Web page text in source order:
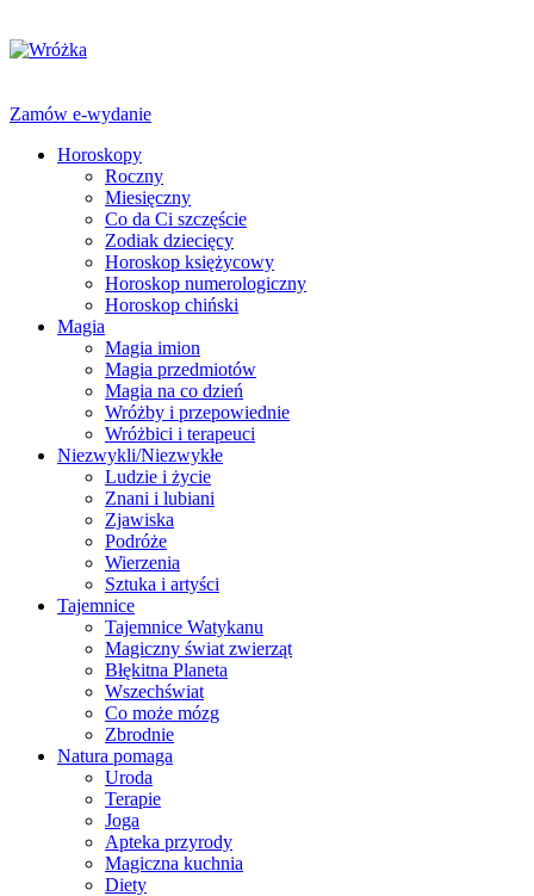
Zamów e-wydanie
Horoskopy
Roczny
Miesięczny
Co da Ci szczęście
Zodiak dziecięcy
Horoskop księżycowy
Horoskop numerologiczny
Horoskop chiński
Magia
Magia imion
Magia przedmiotów
Magia na co dzień
Wróżby i przepowiednie
Wróżbici i terapeuci
Niezwykli/Niezwykłe
Ludzie i życie
Znani i lubiani
Zjawiska
Podróże
Wierzenia
Sztuka i artyści
Tajemnice
Tajemnice Watykanu
Magiczny świat zwierząt
Błękitna Planeta
Wszechświat
Co może mózg
Zbrodnie
Natura pomaga
Uroda
Terapie
Joga
Apteka przyrody
Magiczna kuchnia
Diety